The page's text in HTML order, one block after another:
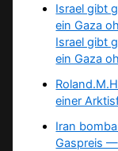
Israel gibt
ein Gaza
Israel gibt
ein Gaza
einer
Iran
Gaspreis